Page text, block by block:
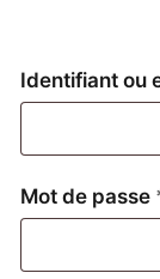
Identifiant ou
Mot de passe